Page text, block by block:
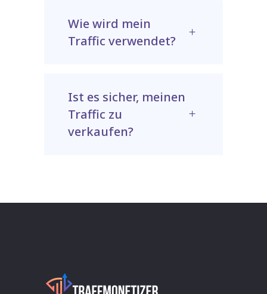
Wie wird mein
Traffic verwendet?
Ist es sicher, meinen
Traffic zu
verkaufen?